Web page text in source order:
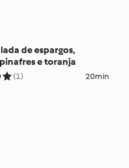
de espargos,
e toranja
(1) 20min